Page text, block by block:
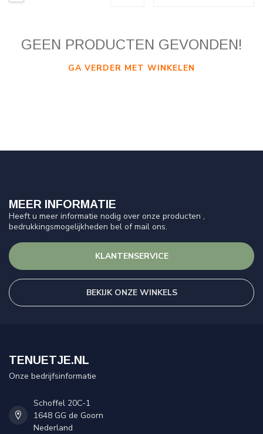
GEEN PRODUCTEN GEVONDEN!
GA VERDER MET WINKELEN
MEER INFORMATIE
Heeft u meer informatie nodig over onze producten ,
bedrukkingsmogelijkheden bel of mail ons.
KLANTENSERVICE
BEKIJK ONZE WINKELS
TENUETJE.NL
Onze bedrijfsinformatie
Schoffel 20C-1
1648 GG de Goorn
Nederland